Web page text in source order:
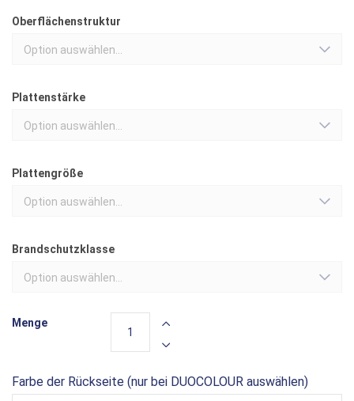
Oberflächenstruktur
Option auswählen...
Plattenstärke
Option auswählen...
Plattengröße
Option auswählen...
Brandschutzklasse
Option auswählen...
Farbe der Rückseite (nur bei DUOCOLOUR auswählen)
Menge